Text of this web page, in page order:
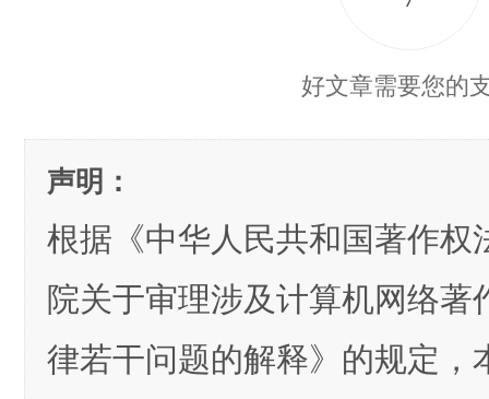
好文章需要您的
声明：
根据《中华人民共和国著作权
院关于审理涉及计算机网络著
律若干问题的解释》的规定，